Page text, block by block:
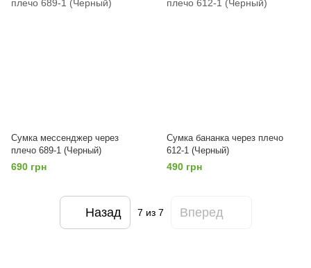
Сумка мессенджер через
плечо 689-1 (Черный)
690 грн
Сумка бананка через плечо
612-1 (Черный)
490 грн
Назад 7 из 7 Вперед